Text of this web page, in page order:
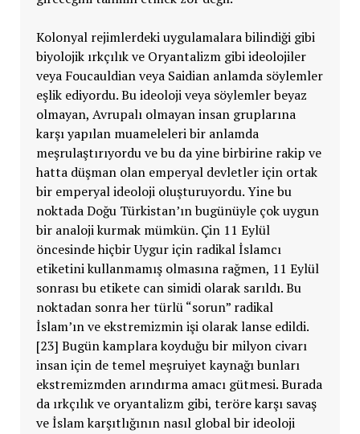
Kolonyal rejimlerdeki uygulamalara bilindiği gibi
biyolojik ırkçılık ve Oryantalizm gibi ideolojiler
veya Foucauldian veya Saidian anlamda söylemler
eşlik ediyordu. Bu ideoloji veya söylemler beyaz
olmayan, Avrupalı olmayan insan gruplarına
karşı yapılan muameleleri bir anlamda
meşrulaştırıyordu ve bu da yine birbirine rakip ve
hatta düşman olan emperyal devletler için ortak
bir emperyal ideoloji oluşturuyordu. Yine bu
noktada Doğu Türkistan’ın bugünüyle çok uygun
bir analoji kurmak mümkün. Çin 11 Eylül
öncesinde hiçbir Uygur için radikal İslamcı
etiketini kullanmamış olmasına rağmen, 11 Eylül
sonrası bu etikete can simidi olarak sarıldı. Bu
noktadan sonra her türlü “sorun” radikal
İslam’ın ve ekstremizmin işi olarak lanse edildi.
[23] Bugün kamplara koyduğu bir milyon civarı
insan için de temel meşruiyet kaynağı bunları
ekstremizmden arındırma amacı gütmesi. Burada
da ırkçılık ve oryantalizm gibi, teröre karşı savaş
ve İslam karşıtlığının nasıl global bir ideoloji